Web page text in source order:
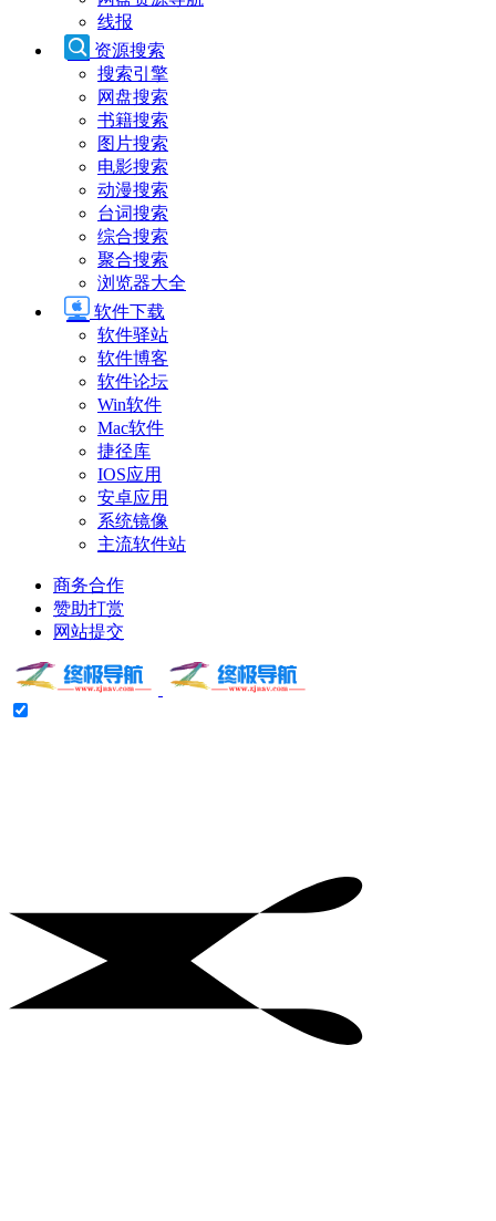
线报
资源搜索
搜索引擎
网盘搜索
书籍搜索
图片搜索
电影搜索
动漫搜索
台词搜索
综合搜索
聚合搜索
浏览器大全
软件下载
软件驿站
软件博客
软件论坛
Win软件
Mac软件
捷径库
IOS应用
安卓应用
系统镜像
主流软件站
商务合作
赞助打赏
网站提交